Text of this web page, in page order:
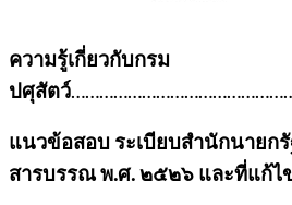
ความรู้เกี่ยวกับกรม
ปศุสัตว์
แนวข้อสอบ ระเบียบสำนักนายก
สารบรรณ พ.ศ. ๒๕๒๖ และที่แก้ไ